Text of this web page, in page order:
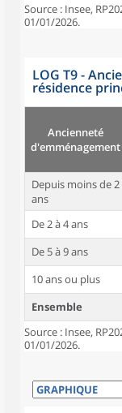
Source : Insee,
01/01/2026.
LOG T9 -
résidence
Ancienneté
d'emménagement
Depuis moins de 2
ans
De 2 à 4 ans
De 5 à 9 ans
10 ans ou plus
Ensemble
Source : Insee,
01/01/2026.